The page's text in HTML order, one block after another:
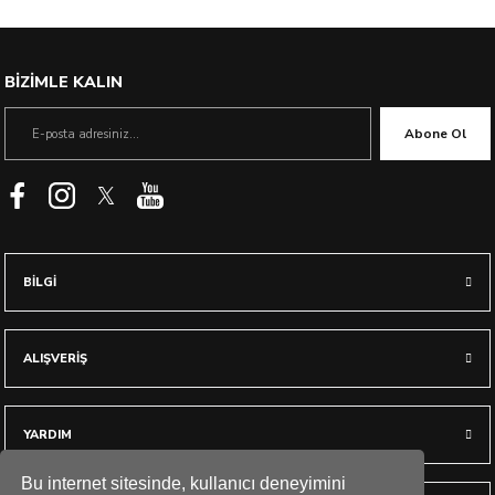
Bu internet sitesinde, kullanıcı deneyimini
BİZİMLE KALIN
Abone Ol
BİLGİ
ALIŞVERİŞ
YARDIM